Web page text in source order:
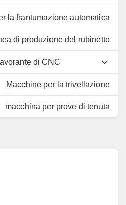
la frantumazione automatica
di produzione del rubinetto
di CNC
Macchine per la trivellazione
macchina per prove di tenuta